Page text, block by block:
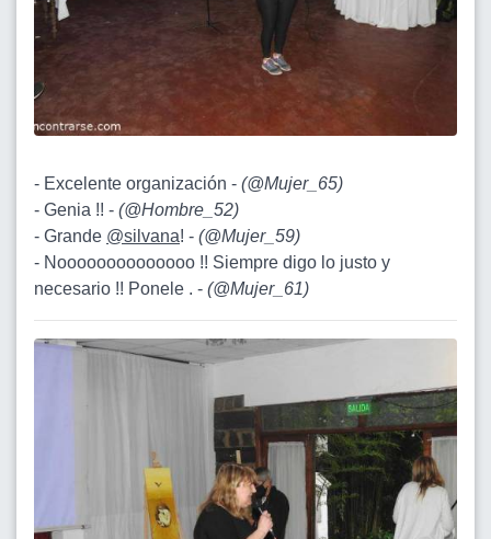
- Excelente organización - (@Mujer_65)
- Genia !! - (@Hombre_52)
- Grande @silvana! - (@Mujer_59)
- Noooooooooooooo !! Siempre digo lo justo y
necesario !! Ponele . - (@Mujer_61)